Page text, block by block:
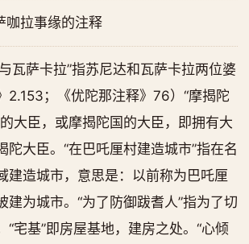
咖拉事缘的注释
瓦萨卡拉”指苏尼达和瓦萨卡拉两位婆
2.153；《优陀那注释》76）“摩揭陀
大臣，或摩揭陀国的大臣，即拥有大
陀大臣。“在巴吒厘村建造城市”指在名
建造城市，意思是：以前称为巴吒厘
建为城市。“为了防御跋耆人”指为了切
“宅基”即房屋基地，建房之处。“心倾